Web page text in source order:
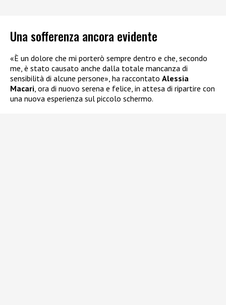
Una sofferenza ancora evidente
«È un dolore che mi porterò sempre dentro e che, secondo
me, è stato causato anche dalla totale mancanza di
sensibilità di alcune persone», ha raccontato Alessia
Macari, ora di nuovo serena e felice, in attesa di ripartire con
una nuova esperienza sul piccolo schermo.